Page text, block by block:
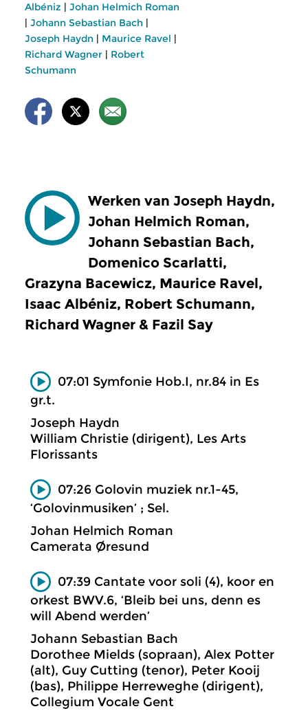
Albéniz | Johan Helmich Roman
| Johann Sebastian Bach |
Joseph Haydn | Maurice Ravel |
Richard Wagner | Robert
Schumann
Werken van Joseph Haydn,
Johan Helmich Roman,
Johann Sebastian Bach,
Domenico Scarlatti,
Grazyna Bacewicz, Maurice Ravel,
Isaac Albéniz, Robert Schumann,
Richard Wagner & Fazil Say
07:01 Symfonie Hob.I, nr.84 in Es
gr.t.
Joseph Haydn
William Christie (dirigent), Les Arts
Florissants
07:26 Golovin muziek nr.1-45,
‘Golovinmusiken’ ; Sel.
Johan Helmich Roman
Camerata Øresund
07:39 Cantate voor soli (4), koor en
orkest BWV.6, ‘Bleib bei uns, denn es
will Abend werden’
Johann Sebastian Bach
Dorothee Mields (sopraan), Alex Potter
(alt), Guy Cutting (tenor), Peter Kooij
(bas), Philippe Herreweghe (dirigent),
Collegium Vocale Gent